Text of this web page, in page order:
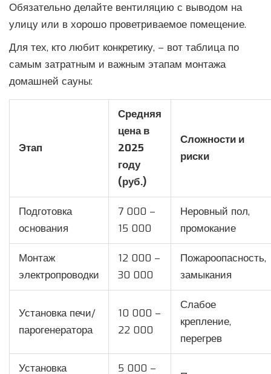
Обязательно делайте вентиляцию с выводом на
улицу или в хорошо проветриваемое помещение.
Для тех, кто любит конкретику, – вот таблица по
самым затратным и важным этапам монтажа
домашней сауны:
Этап
Средняя
цена в
2025
году
(руб.)
Сложности и
риски
Подготовка
основания
7 000 –
15 000
Неровный пол,
промокание
Монтаж
электропроводки
12 000 –
30 000
Пожароопасность,
замыкания
Установка печи/
парогенератора
10 000 –
22 000
Слабое
крепление,
перегрев
Установка 5 000 –